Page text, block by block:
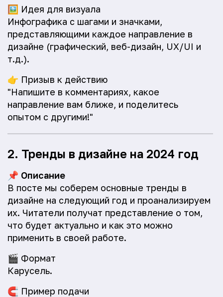
🖼️ Идея для визуала
Инфографика с шагами и значками,
представляющими каждое направление в
дизайне (графический, веб-дизайн, UX/UI и
т.д.).
👉 Призыв к действию
"Напишите в комментариях, какое
направление вам ближе, и поделитесь
опытом с другими!"
2. Тренды в дизайне на 2024 год
📌 Описание
В посте мы соберем основные тренды в
дизайне на следующий год и проанализируем
их. Читатели получат представление о том,
что будет актуально и как это можно
применить в своей работе.
🎬 Формат
Карусель.
🧲 Пример подачи